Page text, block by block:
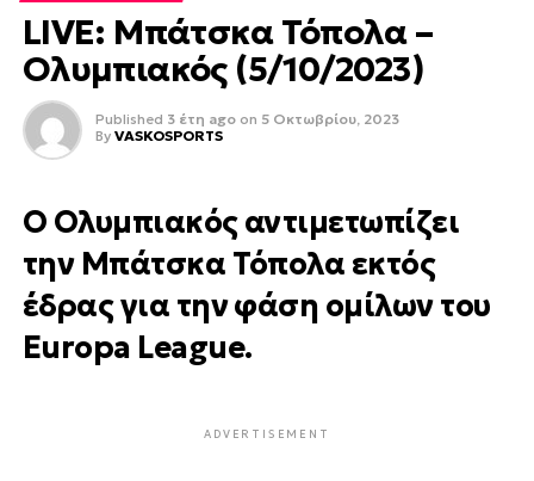
LIVE: Μπάτσκα Τόπολα –
Ολυμπιακός (5/10/2023)
Published 3 έτη ago on 5 Οκτωβρίου, 2023
By VASKOSPORTS
Ο Ολυμπιακός αντιμετωπίζει
την Μπάτσκα Τόπολα εκτός
έδρας για την φάση ομίλων του
Europa League.
ADVERTISEMENT